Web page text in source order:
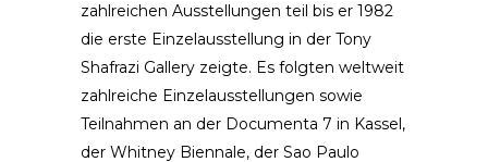
zahlreichen Ausstellungen teil bis er 1982
die erste Einzelausstellung in der Tony
Shafrazi Gallery zeigte. Es folgten weltweit
zahlreiche Einzelausstellungen sowie
Teilnahmen an der Documenta 7 in Kassel,
der Whitney Biennale, der Sao Paulo